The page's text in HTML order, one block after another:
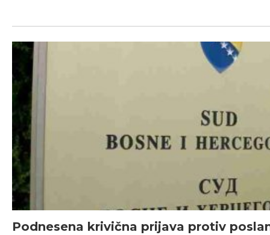
Podnesena krivična prijava protiv